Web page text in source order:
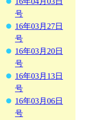
号
16年03月27日
号
16年03月20日
号
16年03月13日
号
16年03月06日
号